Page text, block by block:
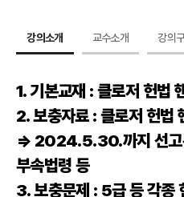
강의소개 교수소개 강의
1. 기본교재 : 클로저 헌법
2. 보충자료 : 클로저 헌법
⇒ 2024.5.30.까지 선고
부속법령 등
3. 보충문제 : 5급 등 각종